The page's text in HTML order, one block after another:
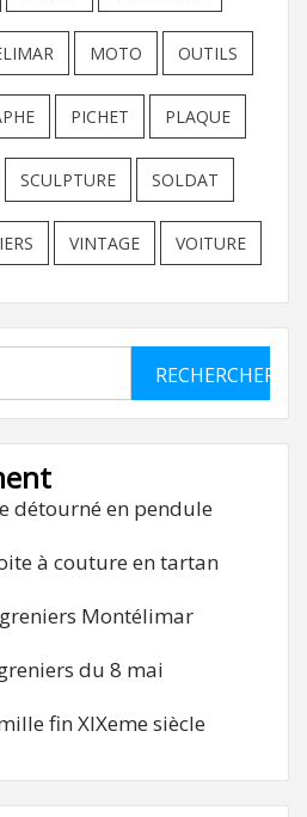
MOTO OUTILS
PICHET PLAQUE
SCULPTURE SOLDAT
VINTAGE VOITURE
détourné en pendule
à couture en tartan
Montélimar
du 8 mai
fin XIXeme siècle